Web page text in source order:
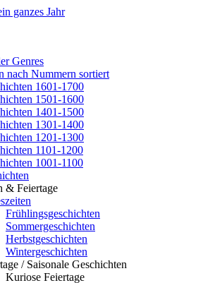
Genres
nach Nummern sortiert
1601-1700
1501-1600
1401-1500
1301-1400
1201-1300
1101-1200
1001-1100
& Feiertage
Frühlingsgeschichten
Sommergeschichten
Herbstgeschichten
Wintergeschichten
/ Saisonale Geschichten
Kuriose Feiertage